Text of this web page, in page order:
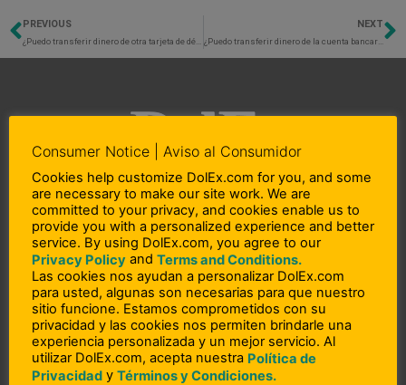
Previo
PREVIOUS NEXT
¿Puedo transferir dinero de la cuenta bancaria de otra persona a mi cuenta de tarjeta DolEx Visa® Débito?
L
i
n
k
e
d
i
n
-
i
F
a
c
e
b
o
o
k
-
f
I
n
s
t
a
g
r
a
m
Copyright © 2023 DolEx Dollar Express, Inc.
DolEx Dollar Express, Inc. NMLS # 910812 (States: AL, AZ, CA, CO, CT, DE, GA,
ID, IL, IN, KS, KY, MD, MA, MI, MN, MO, NV, NY, NC, OH, OK, OR, PA, PR, RI, SC,
TN, TX, UT, VA, WA and WI)
Consumer Notice | Aviso al Consumidor
Cookies help customize DolEx.com for you, and some
are necessary to make our site work. We are
committed to your privacy, and cookies enable us to
provide you with a personalized experience and better
service. By using DolEx.com, you agree to our
Privacy Policy and Terms and Conditions.
Las cookies nos ayudan a personalizar DolEx.com
para usted, algunas son necesarias para que nuestro
sitio funcione. Estamos comprometidos con su
privacidad y las cookies nos permiten brindarle una
experiencia personalizada y un mejor servicio. Al
utilizar DolEx.com, acepta nuestra Política de
Privacidad y Términos y Condiciones.